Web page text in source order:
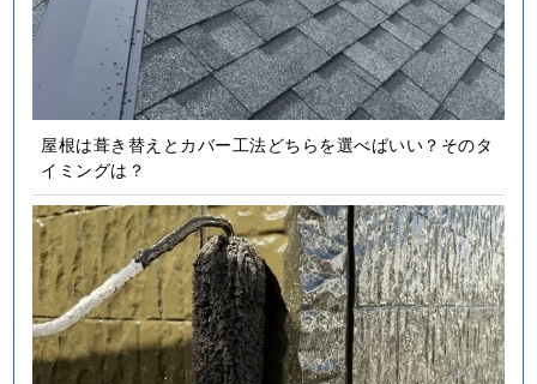
屋根は葺き替えとカバー工法どちらを選べばいい？そのタ
イミングは？